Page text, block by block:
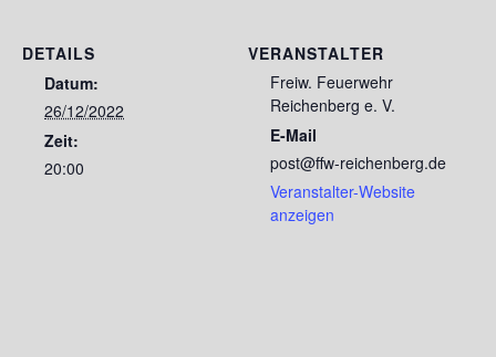
DETAILS
Datum:
26/12/2022
Zeit:
20:00
VERANSTALTER
Freiw. Feuerwehr
Reichenberg e. V.
E-Mail
post@ffw-reichenberg.de
Veranstalter-Website
anzeigen